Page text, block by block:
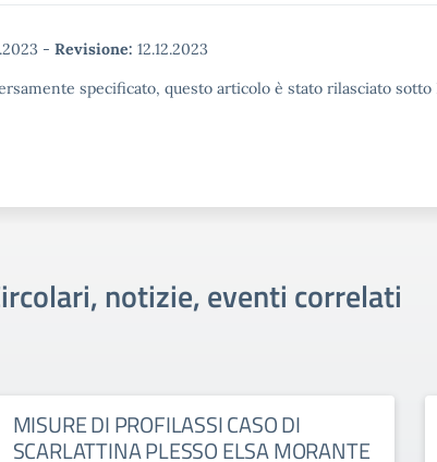
- Revisione: 12.12.2023
specificato, questo articolo è stato rilasciato
notizie, eventi correlati
MISURE DI PROFILASSI CASO DI
SCARLATTINA PLESSO ELSA MORANTE